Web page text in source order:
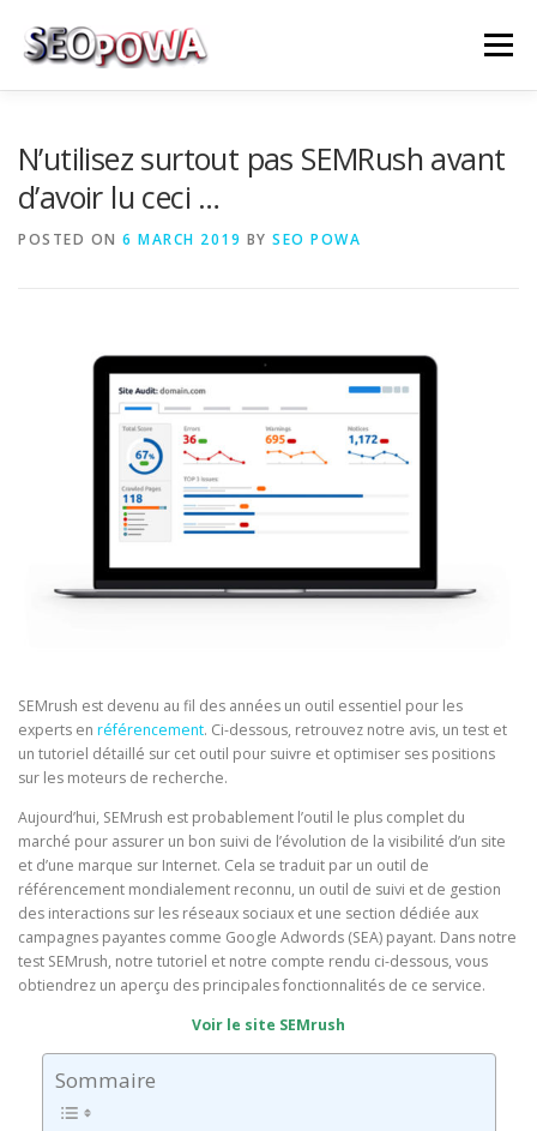
Menu
N’utilisez surtout pas SEMRush avant
d’avoir lu ceci …
POSTED ON 6 MARCH 2019 BY SEO POWA
SEMrush est devenu au fil des années un outil essentiel pour les
experts en référencement. Ci-dessous, retrouvez notre avis, un test et
un tutoriel détaillé sur cet outil pour suivre et optimiser ses positions
sur les moteurs de recherche.
Aujourd’hui, SEMrush est probablement l’outil le plus complet du
marché pour assurer un bon suivi de l’évolution de la visibilité d’un site
et d’une marque sur Internet. Cela se traduit par un outil de
référencement mondialement reconnu, un outil de suivi et de gestion
des interactions sur les réseaux sociaux et une section dédiée aux
campagnes payantes comme Google Adwords (SEA) payant. Dans notre
test SEMrush, notre tutoriel et notre compte rendu ci-dessous, vous
obtiendrez un aperçu des principales fonctionnalités de ce service.
Voir le site SEMrush
Sommaire